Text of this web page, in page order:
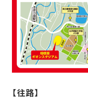
【往路】